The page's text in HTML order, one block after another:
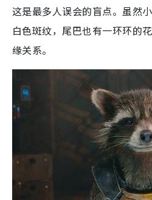
这是最多人误会的盲点。虽然
白色斑纹，尾巴也有一环环的
缘关系。